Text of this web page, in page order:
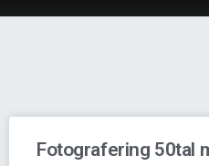
Fotografering 50tal